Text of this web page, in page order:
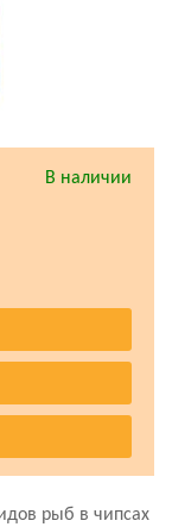
В наличии
рыб в чипсах